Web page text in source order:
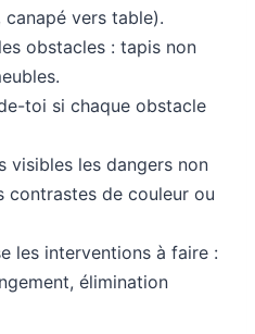
vers table).
obstacles : tapis non
toi si chaque obstacle
visibles les dangers non
contrastes de couleur ou
les interventions à faire :
élimination